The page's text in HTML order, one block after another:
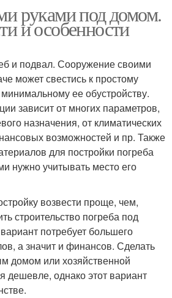
руками под домом.
и особенности
и подвал. Сооружение своими
может свестись к простому
ее обустройству.
зависит от многих параметров,
назначения, от климатических
возможностей и пр. Также
для постройки погреба
нужно учитывать место его
возвести проще, чем,
строительство погреба под
потребует большего
а значит и финансов. Сделать
домом или хозяйственной
дешевле, однако этот вариант